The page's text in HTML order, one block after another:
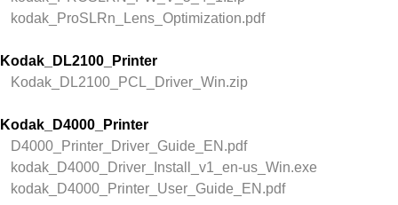
kodak_ProSLRn_Lens_Optimization.pdf
Kodak_DL2100_Printer
Kodak_DL2100_PCL_Driver_Win.zip
Kodak_D4000_Printer
D4000_Printer_Driver_Guide_EN.pdf
kodak_D4000_Driver_Install_v1_en-us_Win.exe
kodak_D4000_Printer_User_Guide_EN.pdf